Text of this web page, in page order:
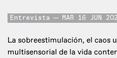
Entrevista MAR 16 JUN
La sobreestimulación, el caos
multisensorial de la vida